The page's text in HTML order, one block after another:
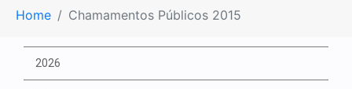
Home Chamamentos Públicos 2015
2026